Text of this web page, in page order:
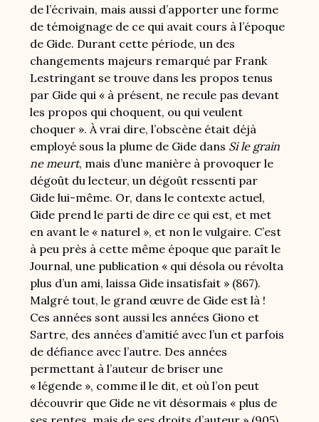
de l’écrivain, mais aussi d’apporter une forme
de témoignage de ce qui avait cours à l’époque
de Gide. Durant cette période, un des
changements majeurs remarqué par Frank
Lestringant se trouve dans les propos tenus
par Gide qui « à présent, ne recule pas devant
les propos qui choquent, ou qui veulent
choquer ». À vrai dire, l’obscène était déjà
employé sous la plume de Gide dans Si le grain
ne meurt, mais d’une manière à provoquer le
dégoût du lecteur, un dégoût ressenti par
Gide lui-même. Or, dans le contexte actuel,
Gide prend le parti de dire ce qui est, et met
en avant le « naturel », et non le vulgaire. C’est
à peu près à cette même époque que paraît le
Journal, une publication « qui désola ou révolta
plus d’un ami, laissa Gide insatisfait » (867).
Malgré tout, le grand œuvre de Gide est là !
Ces années sont aussi les années Giono et
Sartre, des années d’amitié avec l’un et parfois
de défiance avec l’autre. Des années
permettant à l’auteur de briser une
« légende », comme il le dit, et où l’on peut
découvrir que Gide ne vit désormais « plus de